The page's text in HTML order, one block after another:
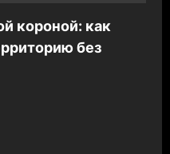
короной: как
без